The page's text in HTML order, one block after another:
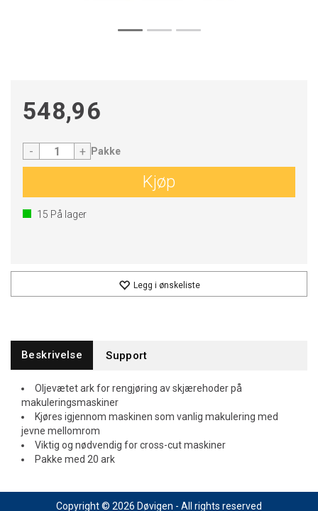
548,96
- + Pakke
Kjøp
15 På lager
Legg i ønskeliste
Beskrivelse Support
Oljevætet ark for rengjøring av skjærehoder på
makuleringsmaskiner
Kjøres igjennom maskinen som vanlig makulering med
jevne mellomrom
Viktig og nødvendig for cross-cut maskiner
Pakke med 20 ark
Copyright © 2026 Døvigen - All rights reserved